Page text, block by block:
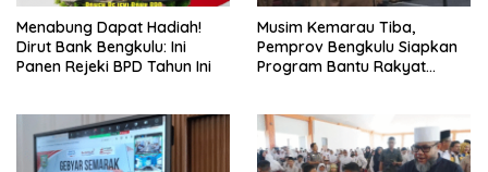
Menabung Dapat Hadiah!
Dirut Bank Bengkulu: Ini
Panen Rejeki BPD Tahun Ini
Musim Kemarau Tiba,
Pemprov Bengkulu Siapkan
Program Bantu Rakyat